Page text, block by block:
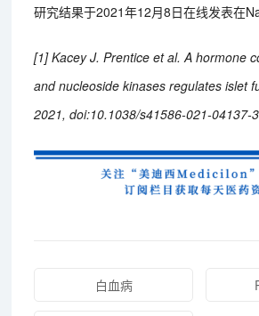
研究结果于2021年12月8日在线发表在
[1] Kacey J. Prentice et al. A hormone
and nucleoside kinases regulates islet
2021, doi:10.1038/s41586-021-04137-
白血病